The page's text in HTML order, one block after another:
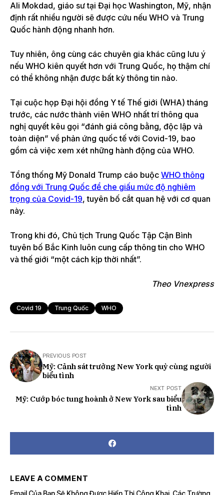
Ali Mokdad, giáo sư tại Đại học Washington, Mỹ, nhận
định rất nhiều người sẽ được cứu nếu WHO và Trung
Quốc hành động nhanh hơn.
Tuy nhiên, ông cùng các chuyên gia khác cũng lưu ý
nếu WHO kiên quyết hơn với Trung Quốc, họ thậm chí
có thể không nhận được bất kỳ thông tin nào.
Tại cuộc họp Đại hội đồng Y tế Thế giới (WHA) tháng
trước, các nước thành viên WHO nhất trí thông qua
nghị quyết kêu gọi “đánh giá công bằng, độc lập và
toàn diện” về phản ứng quốc tế với Covid-19, bao
gồm cả việc xem xét những hành động của WHO.
Tổng thống Mỹ Donald Trump cáo buộc WHO thông
đồng với Trung Quốc để che giấu mức độ nghiêm
trọng của Covid-19, tuyên bố cắt quan hệ với cơ quan
này.
Trong khi đó, Chủ tịch Trung Quốc Tập Cận Bình
tuyên bố Bắc Kinh luôn cung cấp thông tin cho WHO
và thế giới “một cách kịp thời nhất”.
Theo Vnexpress
Covid 19 Trung Quốc WHO
PREVIOUS POST
Mỹ: Cảnh sát trưởng New York quỳ cùng người
biểu tình
NEXT POST
Mỹ: Cướp bóc tung hoành ở New York sau biểu
tình
LEAVE A COMMENT